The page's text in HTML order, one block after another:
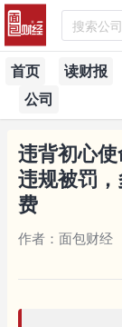
搜索公
首页 读财报
公司
违背初心
违规被罚
费
作者：面包财经